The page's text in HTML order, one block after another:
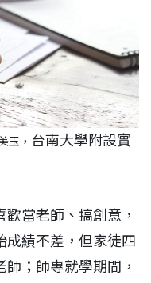
玉， 台南大學附設實
當老師、搞創意，
成績不差，但家徒四
；師專就學期間，